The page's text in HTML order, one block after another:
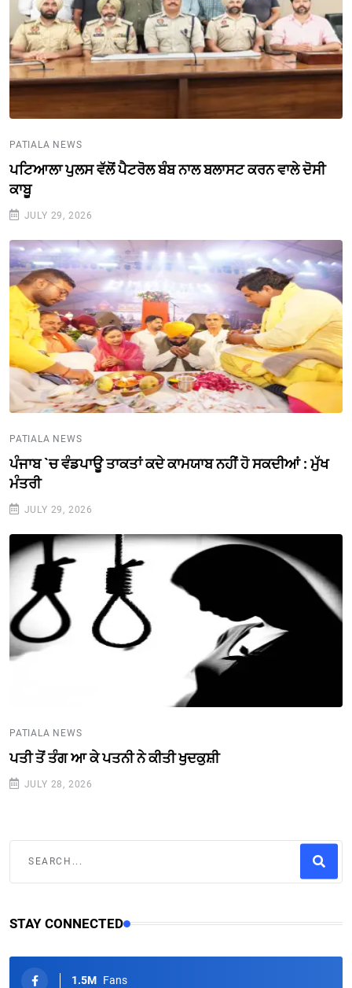
PATIALA NEWS
ਪਟਿਆਲਾ ਪੁਲਸ ਵੱਲੋਂ ਪੈਟਰੋਲ ਬੰਬ ਨਾਲ ਬਲਾਸਟ ਕਰਨ ਵਾਲੇ ਦੋਸੀ
ਕਾਬੂ
JULY 29, 2026
PATIALA NEWS
ਪੰਜਾਬ `ਚ ਵੰਡਪਾਊ ਤਾਕਤਾਂ ਕਦੇ ਕਾਮਯਾਬ ਨਹੀਂ ਹੋ ਸਕਦੀਆਂ : ਮੁੱਖ
ਮੰਤਰੀ
JULY 29, 2026
PATIALA NEWS
ਪਤੀ ਤੋਂ ਤੰਗ ਆ ਕੇ ਪਤਨੀ ਨੇ ਕੀਤੀ ਖੁਦਕੁਸ਼ੀ
JULY 28, 2026
STAY CONNECTED
1.5M Fans